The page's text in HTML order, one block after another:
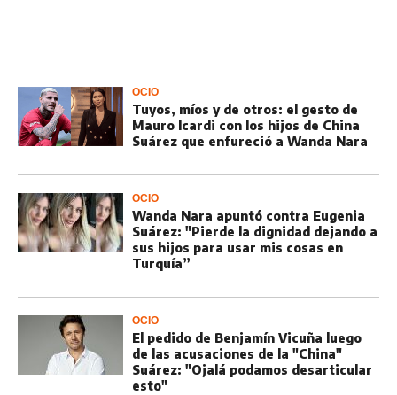
OCIO
Tuyos, míos y de otros: el gesto de
Mauro Icardi con los hijos de China
Suárez que enfureció a Wanda Nara
OCIO
Wanda Nara apuntó contra Eugenia
Suárez: "Pierde la dignidad dejando a
sus hijos para usar mis cosas en
Turquía”
OCIO
El pedido de Benjamín Vicuña luego
de las acusaciones de la "China"
Suárez: "Ojalá podamos desarticular
esto"